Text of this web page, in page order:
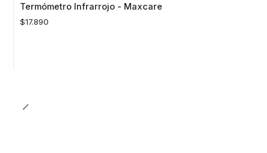
Termómetro Infrarrojo - Maxcare
$17.890